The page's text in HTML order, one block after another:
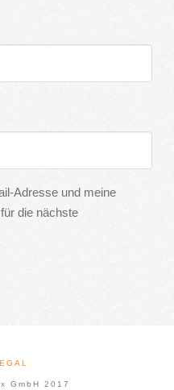
Adresse und meine
die nächste
GmbH 2017